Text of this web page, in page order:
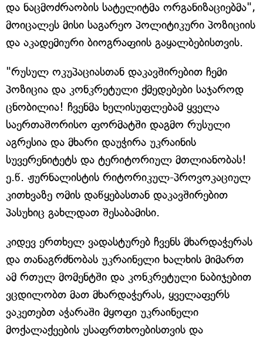
და ნაცმოძრაობის სატელიტმა ორგანიზაციებმა",
მოიცალეს მისი საგარეო პოლიტიკური პოზიციის
და აკადემიური ბიოგრაფიის გაყალბებისთვის.
"რუსულ ოკუპაციასთან დაკავშირებით ჩემი
პოზიცია და კონკრეტული ქმედებები საჯაროდ
ცნობილია! ჩვენმა ხელისუფლებამ ყველა
საერთაშორისო ფორმატში დაგმო რუსული
აგრესია და მხარი დაუჭირა უკრაინის
სუვერენიტეტს და ტერიტორიულ მთლიანობას!
ე.წ. ჟურნალისტის რიტორიკულ-პროვოკაციულ
კითხვაზე ომის დაწყებასთან დაკავშირებით
პასუხიც გახლდათ შესაბამისი.
კიდევ ერთხელ ვადასტურებ ჩვენს მხარდაჭერას
და თანაგრძნობას უკრაინელი ხალხის მიმართ
ამ რთულ მომენტში და კონკრეტული ნაბიჯებით
ვცდილობთ მათ მხარდაჭერას, ყველაფერს
ვაკეთებთ აჭარაში მყოფი უკრაინელი
მოქალაქეების უსაფრთხოებისთვის და